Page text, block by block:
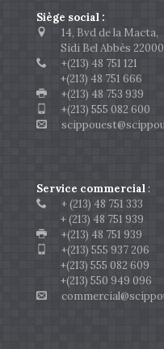
Siège social :
14, Bvd de la Macta,
Sidi Bel Abbès
+(213) 48 751 121
+(213) 48 751 666
+(213) 48 753 939
+(213) 555 082 600
Service commercial:
+ (213) 48 751 333
+ (213) 48 751 939
+(213) 48 751 939
+(213) 555 937 206
+(213) 555 082 609
+(213) 550 949 096